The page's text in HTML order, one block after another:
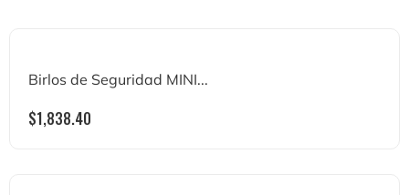
Birlos de Seguridad MINI...
$1,838.40